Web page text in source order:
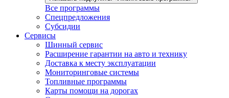
Все программы
Спецпредложения
Субсидии
Сервисы
Шинный сервис
Расширение гарантии на авто и технику
Доставка к месту эксплуатации
Мониторинговые системы
Топливные программы
Карты помощи на дорогах